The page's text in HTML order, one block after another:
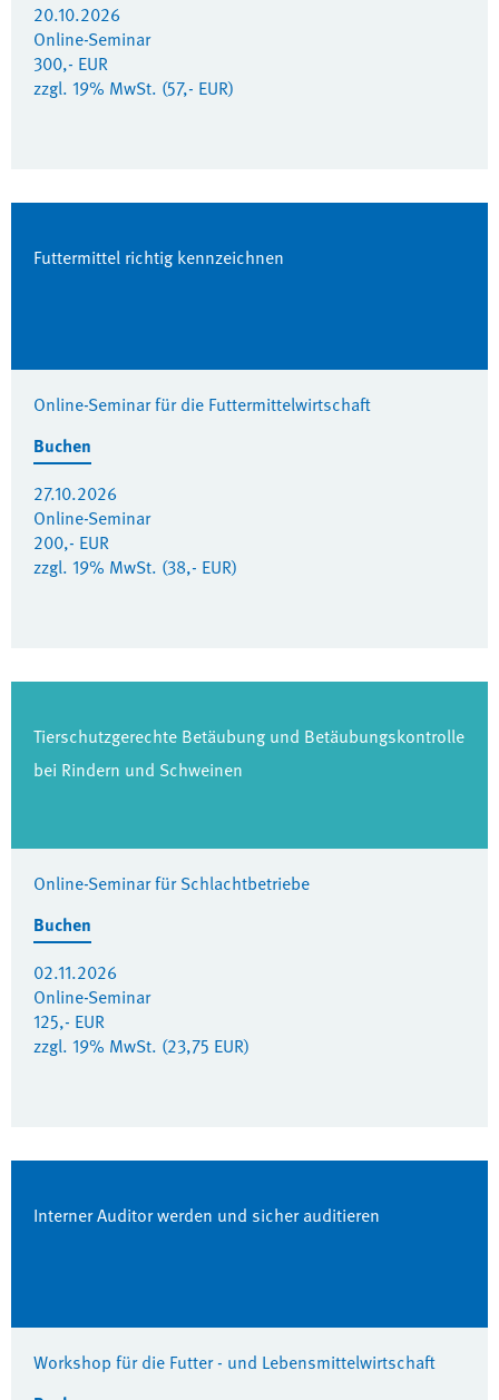
20.10.2026
Online-Seminar
300,- EUR
zzgl. 19% MwSt. (57,- EUR)
Futtermittel richtig kennzeichnen
Online-Seminar für die Futtermittelwirtschaft
Buchen
27.10.2026
Online-Seminar
200,- EUR
zzgl. 19% MwSt. (38,- EUR)
Tierschutzgerechte Betäubung und Betäubungskontrolle
bei Rindern und Schweinen
Online-Seminar für Schlachtbetriebe
Buchen
02.11.2026
Online-Seminar
125,- EUR
zzgl. 19% MwSt. (23,75 EUR)
Interner Auditor werden und sicher auditieren
Workshop für die Futter - und Lebensmittelwirtschaft